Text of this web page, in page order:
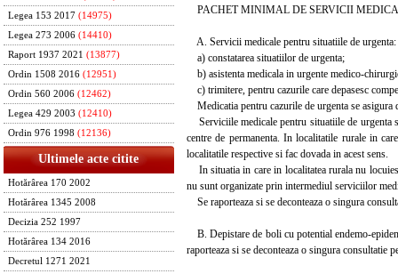
Legea 153 2017 (14975)
Legea 273 2006 (14410)
Raport 1937 2021 (13877)
Ordin 1508 2016 (12951)
Ordin 560 2006 (12462)
Legea 429 2003 (12410)
Ordin 976 1998 (12136)
Ultimele acte citite
Hotărârea 170 2002
Hotărârea 1345 2008
Decizia 252 1997
Hotărârea 134 2016
Decretul 1271 2021
PACHET MINIMAL DE SERVICII
A. Servicii medicale pentru situatiile de urgenta:
a) constatarea situatiilor de urgenta;
b) asistenta medicala in urgente medico-
c) trimitere, pentru cazurile care depasesc
Medicatia pentru cazurile de urgenta se asigura
Serviciile medicale pentru situatiile de urgenta
centre de permanenta. In localitatile rurale in
localitatile respective si fac dovada in acest sens.
In situatia in care in localitatea rurala nu
nu sunt organizate prin intermediul serviciilor
Se raporteaza si se deconteaza o singura
B. Depistare de boli cu potential endemo-
raporteaza si se deconteaza o singura consultatie